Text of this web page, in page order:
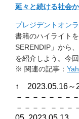
延々と続ける社会
プレジデントオン
書籍のハイライト
SERENDIP」から、
を紹介しよう。 今
※ 関連の記事：
↑ 2023.05.16～
－－－－－－－
－－－－ －－－